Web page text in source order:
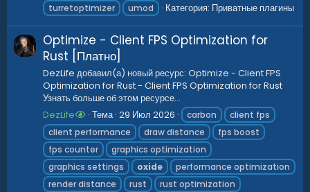
turretoptimizer
umod Категория: Приватные плагины
Optimize - Client FPS Optimization for
Rust [Платно]
DezLife добавил(а) новый ресурс: Optimize - Client FPS
Optimization for Rust - Client FPS Optimization for Rust
Узнать больше об этом ресурсе...
DezLife
Тема 29 Июл 2026 carbon
client fps
client performance
draw distance
fps boost
fps counter
graphics optimization
graphics settings
oxide
performance optimization
render distance
rust
rust optimization